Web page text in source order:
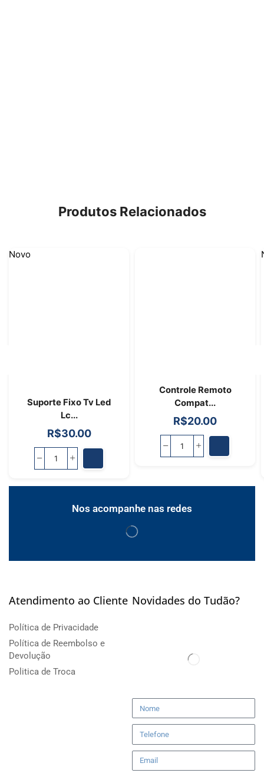
Produtos Relacionados
Novo
Suporte Fixo Tv Led
Lc...
R$30.00
Controle Remoto
Compat...
R$20.00
Nos acompanhe nas redes
Atendimento ao Cliente
Política de Privacidade
Política de Reembolso e
Devolução
Politica de Troca
Novidades do Tudão?